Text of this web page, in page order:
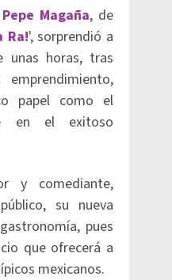
Pepe Magaña, de
Ra!', sorprendió a
unas horas, tras
papel como el
en el exitoso
y comediante,
su nueva
pues
que ofrecerá a
mexicanos.